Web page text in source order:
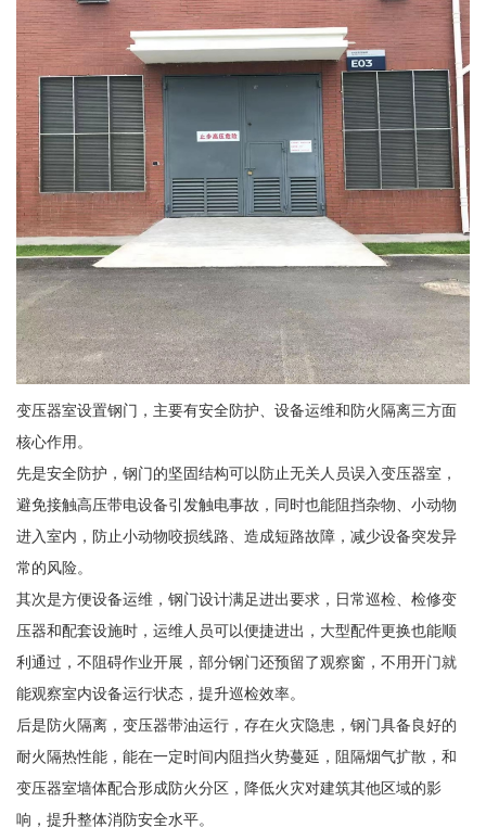
变压器室设置钢门，主要有安全防护、设备运维和防火隔离三方面
核心作用。
先是安全防护，钢门的坚固结构可以防止无关人员误入变压器室，
避免接触高压带电设备引发触电事故，同时也能阻挡杂物、小动物
进入室内，防止小动物咬损线路、造成短路故障，减少设备突发异
常的风险。
其次是方便设备运维，钢门设计满足进出要求，日常巡检、检修变
压器和配套设施时，运维人员可以便捷进出，大型配件更换也能顺
利通过，不阻碍作业开展，部分钢门还预留了观察窗，不用开门就
能观察室内设备运行状态，提升巡检效率。
后是防火隔离，变压器带油运行，存在火灾隐患，钢门具备良好的
耐火隔热性能，能在一定时间内阻挡火势蔓延，阻隔烟气扩散，和
变压器室墙体配合形成防火分区，降低火灾对建筑其他区域的影
响，提升整体消防安全水平。